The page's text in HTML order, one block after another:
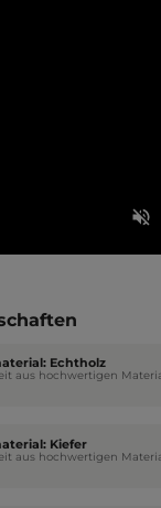
Echtholz
aus hochwertigen
Kiefer
aus hochwertigen